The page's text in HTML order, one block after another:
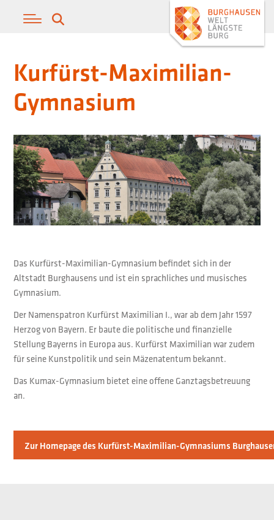
Kurfürst-Maximilian-
Gymnasium
Das Kurfürst-Maximilian-Gymnasium befindet sich in der
Altstadt Burghausens und ist ein sprachliches und musisches
Gymnasium.
Der Namenspatron Kurfürst Maximilian I., war ab dem Jahr 1597
Herzog von Bayern. Er baute die politische und finanzielle
Stellung Bayerns in Europa aus. Kurfürst Maximilian war zudem
für seine Kunstpolitik und sein Mäzenatentum bekannt.
Das Kumax-Gymnasium bietet eine offene Ganztagsbetreuung
an.
Zur Homepage des Kurfürst-Maximilian-Gymnasiums